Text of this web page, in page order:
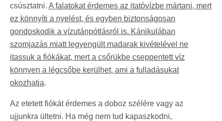
csúsztatni. A falatokat érdemes az itatóvízbe mártani, mert
ez könnyíti a nyelést, és egyben biztonságosan
gondoskodik a vízutánpótlásról is. Kánikulában
szomjazás miatt legyengült madarak kivételével ne
itassuk a fiókákat, mert a csőrükbe cseppentett víz
könnyen a légcsőbe kerülhet, ami a fulladásukat
okozhatja.
Az etetett fiókát érdemes a doboz szélére vagy az
ujjunkra ültetni. Ha még nem tud kapaszkodni,